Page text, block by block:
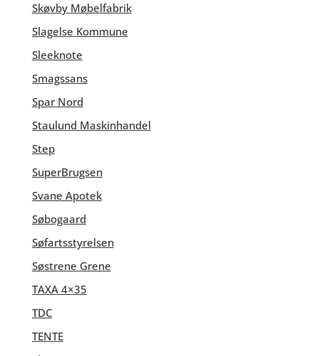
Skøvby Møbelfabrik
Slagelse Kommune
Sleeknote
Smagssans
Spar Nord
Staulund Maskinhandel
Step
SuperBrugsen
Svane Apotek
Søbogaard
Søfartsstyrelsen
Søstrene Grene
TAXA 4×35
TDC
TENTE